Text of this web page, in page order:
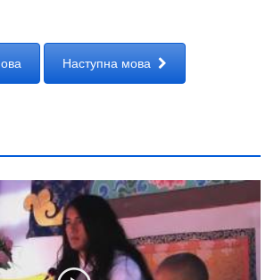
Наступна мова